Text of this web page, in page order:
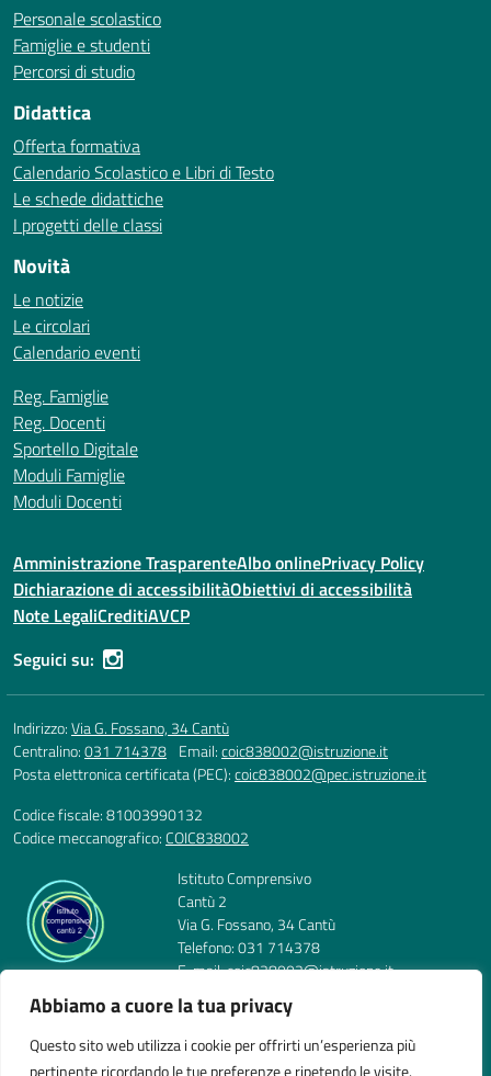
Abbiamo a cuore la tua privacy
Questo sito web utilizza i cookie per offrirti un’esperienza più
pertinente ricordando le tue preferenze e ripetendo le visite.
Personale scolastico
Famiglie e studenti
Percorsi di studio
Didattica
Offerta formativa
Calendario Scolastico e Libri di Testo
Le schede didattiche
I progetti delle classi
Novità
Le notizie
Le circolari
Calendario eventi
Reg. Famiglie
Reg. Docenti
Sportello Digitale
Moduli Famiglie
Moduli Docenti
Amministrazione TrasparenteAlbo onlinePrivacy Policy
Dichiarazione di accessibilitàObiettivi di accessibilità
Note LegaliCreditiAVCP
Seguici su:
Indirizzo:Via G. Fossano, 34 Cantù
Centralino:031 714378 Email:coic838002@istruzione.it
Posta elettronica certificata (PEC):coic838002@pec.istruzione.it
Codice fiscale: 81003990132
Codice meccanografico:COIC838002
Istituto Comprensivo
Cantù 2
Via G. Fossano, 34 Cantù
Telefono: 031 714378
E-mail: coic838002@istruzione.it
PEC: coic838002@pec.istruzione.it
Codice Meccanografico: COIC838002
Codice Fiscale: 81003990132